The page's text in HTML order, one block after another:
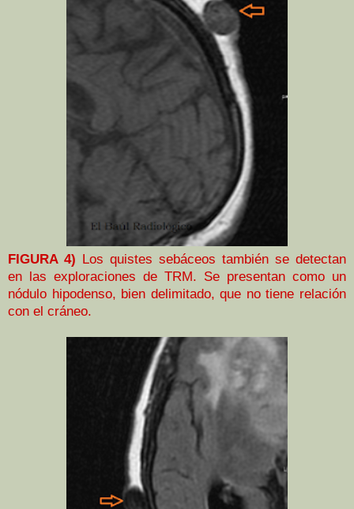
FIGURA 4) Los quistes sebáceos también se detectan
en las exploraciones de TRM. Se presentan como un
nódulo hipodenso, bien delimitado, que no tiene relación
con el cráneo.